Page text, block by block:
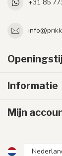
+31 85
Informatie
Mijn